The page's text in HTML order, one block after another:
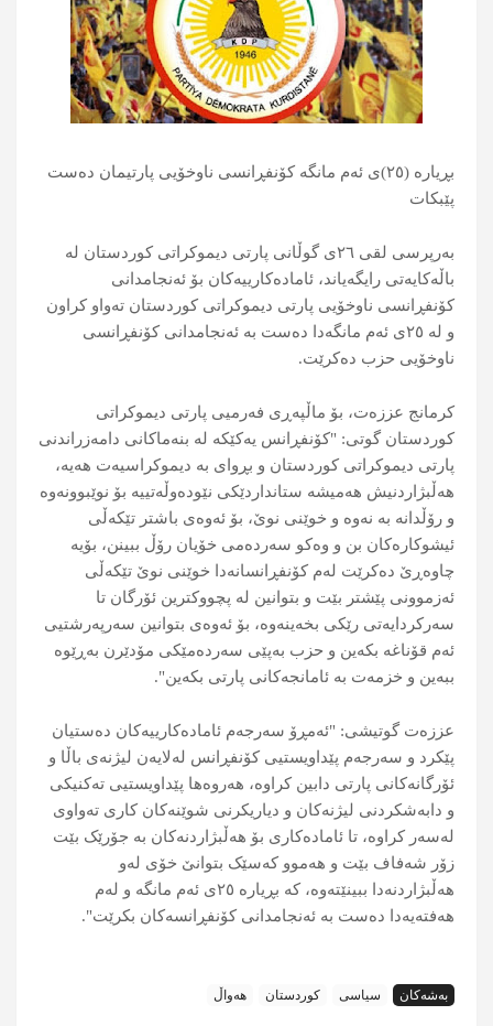
بڕیارە (۲٥)ی ئەم مانگە کۆنفڕانسی ناوخۆیی پارتیمان دەست
پێبکات
بەرپرسی لقی ٢٦ی گوڵانی پارتی دیموکراتی کوردستان لە
باڵەکایەتی رایگەیاند، ئامادەکارییەکان بۆ ئەنجامدانی
کۆنفڕانسی ناوخۆیی پارتی دیموکراتی کوردستان تەواو کراون
و لە ٢٥ی ئەم مانگەدا دەست بە ئەنجامدانی کۆنفڕانسی
ناوخۆیی حزب دەکرێت.
کرمانج عززەت، بۆ ماڵپەڕی فەرمیی پارتی دیموکراتی
کوردستان گوتی: "کۆنفڕانس یەکێکە لە بنەماکانی دامەزراندنی
پارتی دیموکراتی کوردستان و بڕوای بە دیموکراسیەت ھەیە،
ھەڵبژاردنیش ھەمیشە ستانداردێکی نێودەوڵەتییە بۆ نوێبوونەوە
و رۆڵدانە بە نەوە و خوێنی نوێ، بۆ ئەوەی باشتر تێکەڵی
ئیشوکارەکان بن و وەکو سەردەمی خۆیان رۆڵ ببینن، بۆیە
چاوەڕێ دەکرێت لەم کۆنفڕانسانەدا خوێنی نوێ تێکەڵی
ئەزموونی پێشتر بێت و بتوانین لە پچووکترین ئۆرگان تا
سەرکردایەتی رێکی بخەینەوە، بۆ ئەوەی بتوانین سەرپەرشتیی
ئەم قۆناغە بکەین و حزب بەپێی سەردەمێکی مۆدێرن بەڕێوە
ببەین و خزمەت بە ئامانجەکانی پارتی بکەین".
عززەت گوتیشی: "ئەمڕۆ سەرجەم ئامادەکارییەکان دەستیان
پێکرد و سەرجەم پێداویستیی کۆنفڕانس لەلایەن لیژنەی باڵا و
ئۆرگانەکانی پارتی دابین کراوە، هەروەها پێداویستیی تەکنیکی
و دابەشکردنی لیژنەکان و دیاریکرنی شوێنەکان کاری تەواوی
لەسەر کراوە، تا ئامادەکاری بۆ ھەڵبژاردنەکان بە جۆرێک بێت
زۆر شەفاف بێت و ھەموو کەسێک بتوانێ خۆی لەو
ھەڵبژاردنەدا ببینێتەوە، کە بڕیارە ٢٥ی ئەم مانگە و لەم
ھەفتەیەدا دەست بە ئەنجامدانی کۆنفڕانسەکان بکرێت".
بەشەکان سیاسی کوردستان هەواڵ